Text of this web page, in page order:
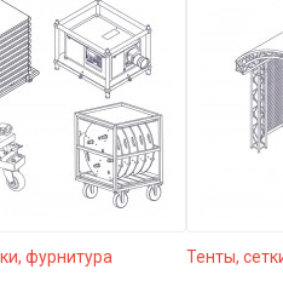
фурнитура Тенты,